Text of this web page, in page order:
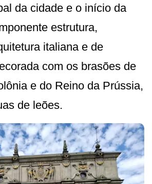
da cidade e o início da
estrutura,
italiana e de
com os brasões de
e do Reino da Prússia,
de leões.